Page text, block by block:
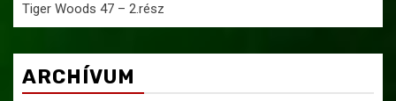
Tiger Woods 47 – 2.rész
ARCHÍVUM